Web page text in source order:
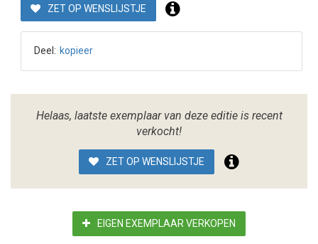
ZET OP WENSLIJSTJE
Deel: kopieer
Helaas, laatste exemplaar van deze editie is recent
verkocht!
ZET OP WENSLIJSTJE
EIGEN EXEMPLAAR VERKOPEN